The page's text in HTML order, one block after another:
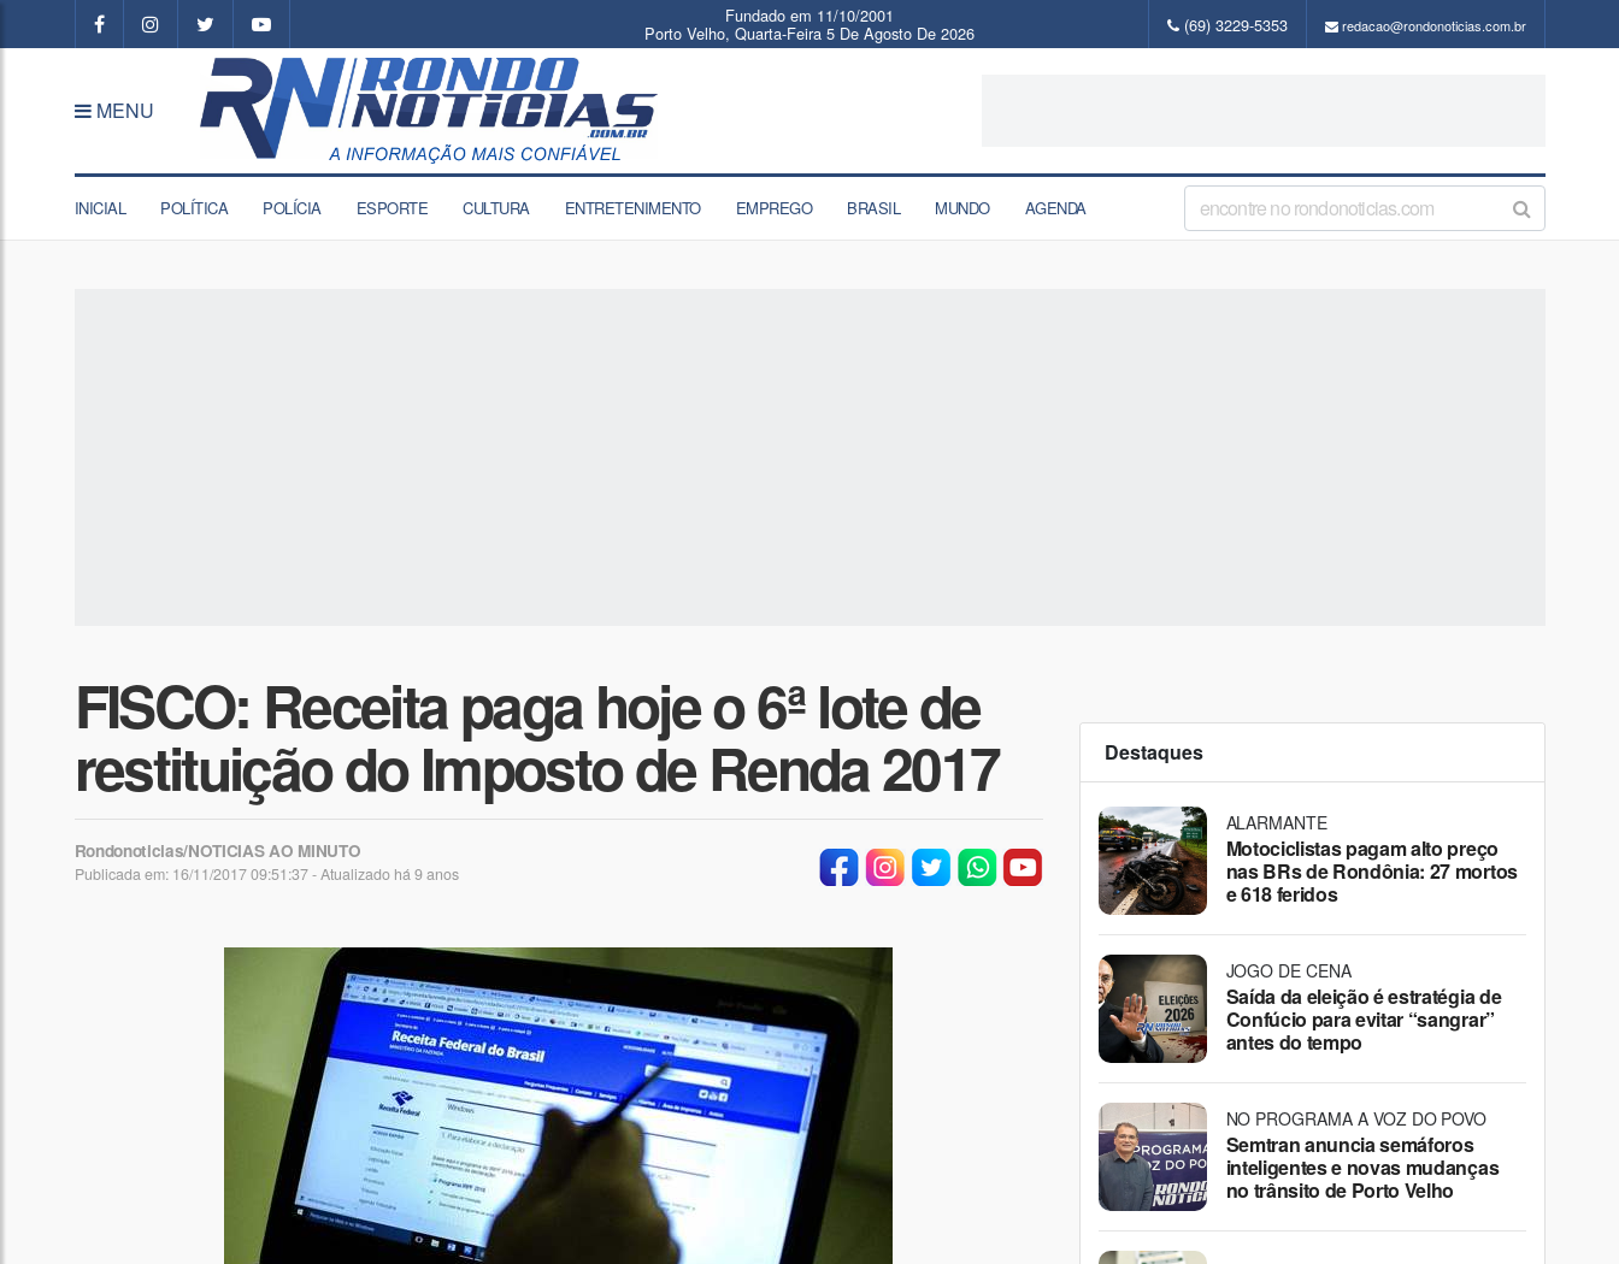
Fundado em 11/10/2001
Porto Velho, Quarta-Feira 5 De Agosto De 2026 (69) 3229-5353 redacao@rondonoticias.com.br
MENU
INICIAL POLÍTICA POLÍCIA ESPORTE CULTURA ENTRETENIMENTO EMPREGO BRASIL MUNDO AGENDA
FISCO: ​Receita paga hoje o 6ª lote de
restituição do Imposto de Renda 2017
Rondonoticias/NOTICIAS AO MINUTO
Publicada em: 16/11/2017 09:51:37 - Atualizado há 9 anos
Destaques
ALARMANTE
Motociclistas pagam alto preço
nas BRs de Rondônia: 27 mortos
e 618 feridos
JOGO DE CENA
Saída da eleição é estratégia de
Confúcio para evitar “sangrar”
antes do tempo
NO PROGRAMA A VOZ DO POVO
Semtran anuncia semáforos
inteligentes e novas mudanças
no trânsito de Porto Velho